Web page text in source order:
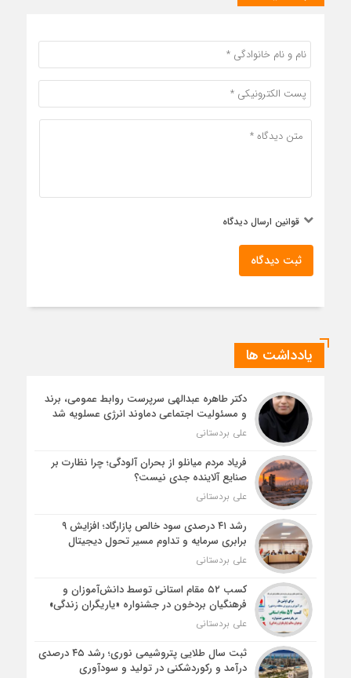
قوانین ارسال دیدگاه
ثبت دیدگاه
یادداشت ها
دکتر طاهره عبدالهی سرپرست روابط عمومی، برند
و مسئولیت اجتماعی دماوند انرژی عسلویه شد
علی بردستانی
فریاد مردم میانلو از بحران آلودگی؛ چرا نظارت بر
صنایع آلاینده جدی نیست؟
علی بردستانی
رشد ۴۱ درصدی سود خالص پازارگاد؛ افزایش ۹
برابری سرمایه و تداوم مسیر تحول دیجیتال
علی بردستانی
کسب ۵۲ مقام استانی توسط دانش‌آموزان و
فرهنگیان بردخون در جشنواره «یاریگران زندگی»
علی بردستانی
ثبت سال طلایی پتروشیمی نوری؛ رشد ۴۵ درصدی
درآمد و رکوردشکنی در تولید و سودآوری